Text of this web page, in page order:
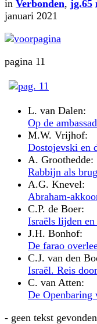
in Verbonden, jg.65
januari 2021
pagina 11
L. van Dalen:
Op de
M.W. Vrijhof:
Dostojevski en
A. Groothedde:
Rabbijn als
A.G. Knevel:
Abraham-
C.P. de Boer:
Israëls lijden
J.H. Bonhof:
De farao
C.J. van den
Israël. Reis
C. van Atten:
De Openbaring
- geen tekst